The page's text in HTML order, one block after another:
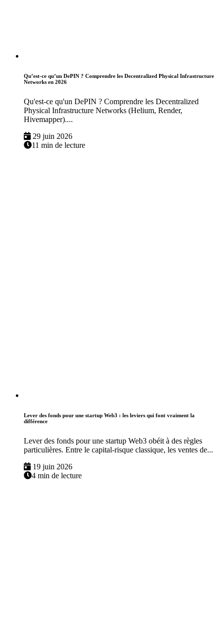
Qu’est-ce qu’un DePIN ? Comprendre les Decentralized Physical Infrastructure
Networks en 2026
Qu'est-ce qu'un DePIN ? Comprendre les Decentralized
Physical Infrastructure Networks (Helium, Render,
Hivemapper)....
29 juin 2026
11 min de lecture
Lever des fonds pour une startup Web3 : les leviers qui font vraiment la
différence
Lever des fonds pour une startup Web3 obéit à des règles
particulières. Entre le capital-risque classique, les ventes de...
19 juin 2026
4 min de lecture